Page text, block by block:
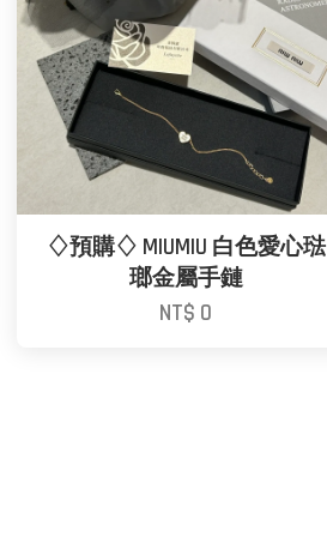
♢預購♢ MIUMIU 白色愛心琺
瑯金屬手鏈
NT$ 0